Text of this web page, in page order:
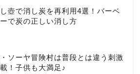
壺で消し炭を再利用4選！バーベ
で炭の正しい消し方
・ソーヤ冒険村は普段とは違う刺激
！子供も大満足♪